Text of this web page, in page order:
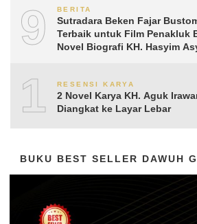
9 BERITA
Sutradara Beken Fajar
Terbaik untuk Film Penakluk
Novel Biografi KH. Hasyim
10RESENSI KARYA
2 Novel Karya KH. Aguk
Diangkat ke Layar Lebar
BUKU BEST SELLER DAWUH